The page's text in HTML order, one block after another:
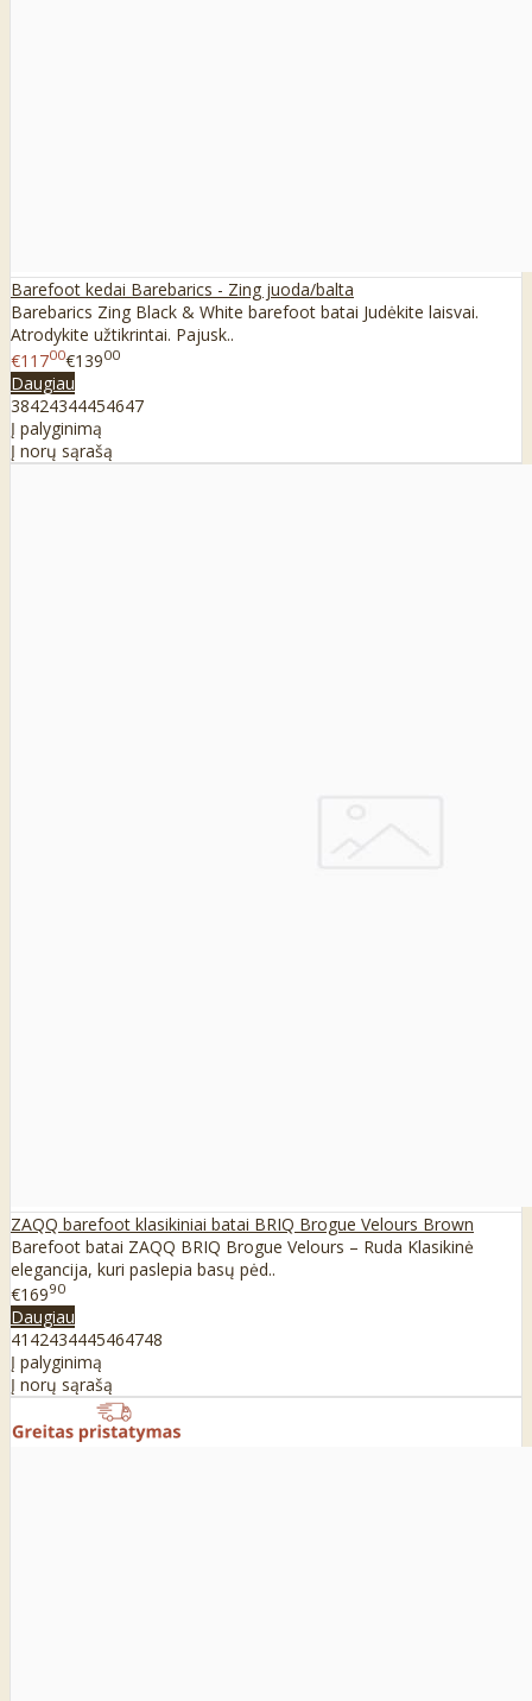
Barefoot kedai Barebarics - Zing juoda/balta
Barebarics Zing Black & White barefoot batai Judėkite laisvai.
Atrodykite užtikrintai. Pajusk..
€11700€13900
Daugiau
38424344454647
Į palyginimą
Į norų sąrašą
ZAQQ barefoot klasikiniai batai BRIQ Brogue Velours Brown
Barefoot batai ZAQQ BRIQ Brogue Velours – Ruda Klasikinė
elegancija, kuri paslepia basų pėd..
€16990
Daugiau
41 42434445464748
Į palyginimą
Į norų sąrašą